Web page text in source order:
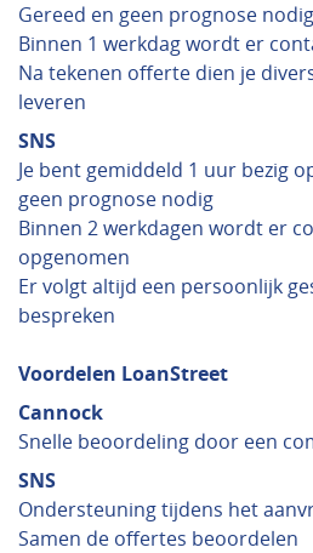
Gereed en geen prognose nodig
Binnen 1 werkdag wordt er
Na tekenen offerte dien je
leveren
SNS
Je bent gemiddeld 1 uur bezig
geen prognose nodig
Binnen 2 werkdagen wordt er
opgenomen
Er volgt altijd een persoonlijk
bespreken
Voordelen LoanStreet
Cannock
Snelle beoordeling door een
SNS
Ondersteuning tijdens het
Samen de offertes beoordelen